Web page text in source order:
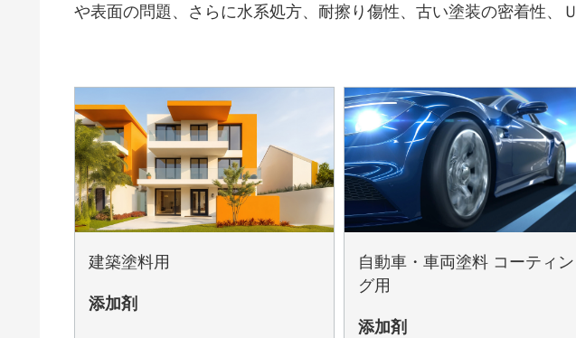
エネルギー貯蔵
ホームケアおよび業務・工業用洗浄剤
一般工業用塗料
仕上げおよび促進
建築塗料
や表面の問題、さらに水系処方、耐擦り傷性、古い塗装の密着性、
建築塗料用
添加剤
自動車・車両塗料 コーティン
グ用
添加剤